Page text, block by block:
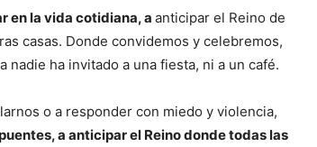
en la vida cotidiana, a anticipar el Reino de
casas. Donde convidemos y celebremos,
ha invitado a una fiesta, ni a un café.
o a responder con miedo y violencia,
a anticipar el Reino donde todas las